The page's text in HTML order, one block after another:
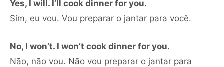
Yes, I will. I’ll cook dinner for you.
Sim, eu vou. Vou preparar o jantar para você.
No, I won’t. I won’t cook dinner for you.
Não, não vou. Não vou preparar o jantar para